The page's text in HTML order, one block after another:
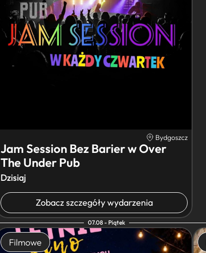
Bydgoszcz
Jam Session Bez Barier w Over
The Under Pub
Dzisiaj
Zobacz szczegóły wydarzenia
07.08 - Piątek
Filmowe